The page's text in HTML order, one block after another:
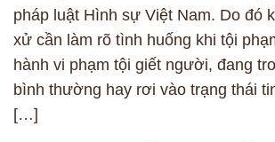
pháp luật Hình sự Việt Nam. Do đó
xử cần làm rõ tình huống khi tội
hành vi phạm tội giết người, đang
bình thường hay rơi vào trạng thái
[…]